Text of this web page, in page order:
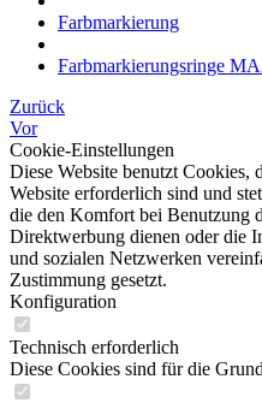
Farbmarkierung
Farbmarkierungsringe
Zurück
Vor
Cookie-Einstellungen
Diese Website benutzt Cookies,
Website erforderlich sind und
die den Komfort bei Benutzung
Direktwerbung dienen oder die
und sozialen Netzwerken
Zustimmung gesetzt.
Konfiguration
Technisch erforderlich
Diese Cookies sind für die